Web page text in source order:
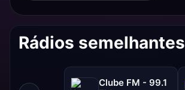
Rádios semelhantes
Clube FM - 99.1